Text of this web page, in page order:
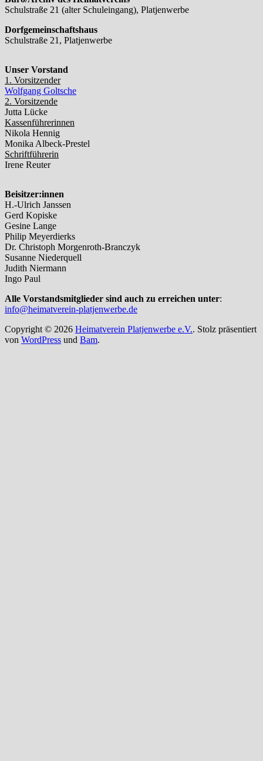
Schulstraße 21 (alter Schuleingang), Platjenwerbe
Dorfgemeinschaftshaus
Schulstraße 21, Platjenwerbe
Unser Vorstand
1. Vorsitzender
Wolfgang Goltsche
2. Vorsitzende
Jutta Lücke
Kassenführerinnen
Nikola Hennig
Monika Albeck-Prestel
Schriftführerin
Irene Reuter
Beisitzer:innen
H.-Ulrich Janssen
Gerd Kopiske
Gesine Lange
Philip Meyerdierks
Dr. Christoph Morgenroth-Branczyk
Susanne Niederquell
Judith Niermann
Ingo Paul
Alle Vorstandsmitglieder sind auch zu erreichen unter:
info@heimatverein-platjenwerbe.de
Copyright © 2026 Heimatverein Platjenwerbe e.V.. Stolz präsentiert
von WordPress und Bam.